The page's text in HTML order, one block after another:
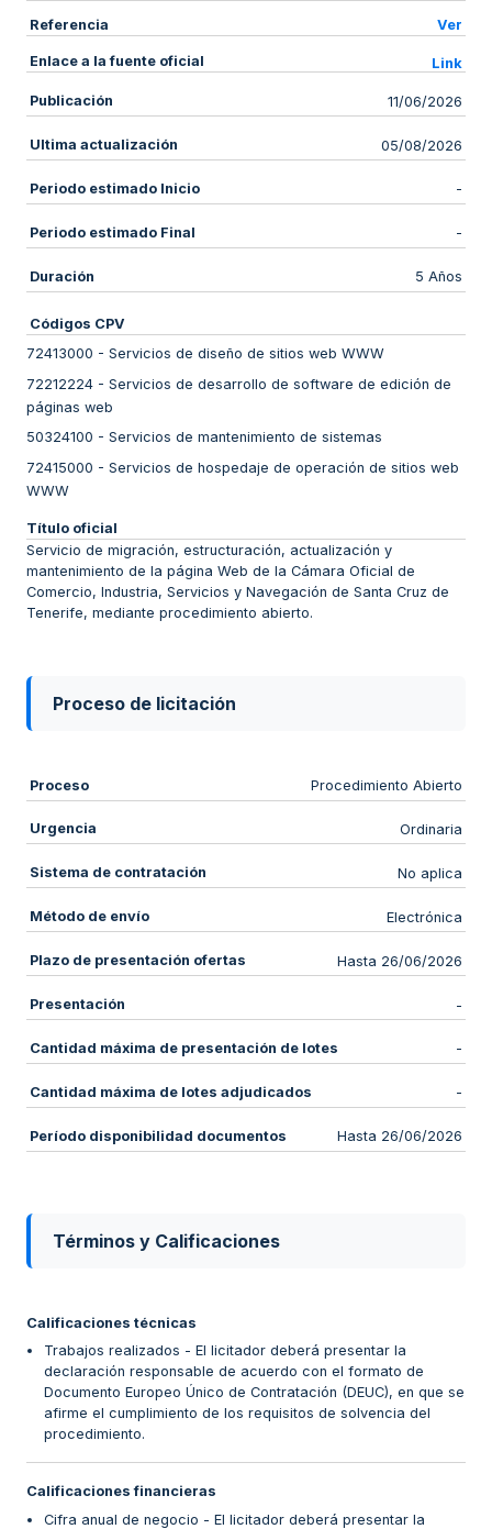
Referencia Ver
Enlace a la fuente oficial Link
Publicación 11/06/2026
Ultima actualización 05/08/2026
Periodo estimado Inicio -
Periodo estimado Final -
Duración 5 Años
Códigos CPV
72413000 - Servicios de diseño de sitios web WWW
72212224 - Servicios de desarrollo de software de edición de
páginas web
50324100 - Servicios de mantenimiento de sistemas
72415000 - Servicios de hospedaje de operación de sitios web
WWW
Título oficial
Servicio de migración, estructuración, actualización y
mantenimiento de la página Web de la Cámara Oficial de
Comercio, Industria, Servicios y Navegación de Santa Cruz de
Tenerife, mediante procedimiento abierto.
Proceso de licitación
Proceso Procedimiento Abierto
Urgencia Ordinaria
Sistema de contratación No aplica
Método de envío Electrónica
Plazo de presentación ofertas Hasta 26/06/2026
Presentación -
Cantidad máxima de presentación de lotes -
Cantidad máxima de lotes adjudicados -
Período disponibilidad documentos Hasta 26/06/2026
Términos y Calificaciones
Calificaciones técnicas
Trabajos realizados - El licitador deberá presentar la
declaración responsable de acuerdo con el formato de
Documento Europeo Único de Contratación (DEUC), en que se
afirme el cumplimiento de los requisitos de solvencia del
procedimiento.
Calificaciones financieras
Cifra anual de negocio - El licitador deberá presentar la